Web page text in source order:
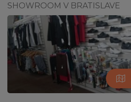
SHOWROOM V BRATISLAVE